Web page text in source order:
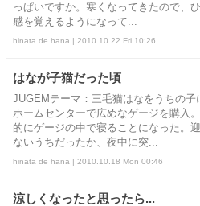
っぱいですか。寒くなってきたので、
感を覚えるようになって...
hinata de hana | 2010.10.22 Fri 10:26
はなが子猫だった頃
JUGEMテーマ：三毛猫はなをうちの子
ホームセンターで広めなゲージを購入
的にゲージの中で寝ることになった。
ないうちだったか、夜中に突...
hinata de hana | 2010.10.18 Mon 00:46
涼しくなったと思ったら...